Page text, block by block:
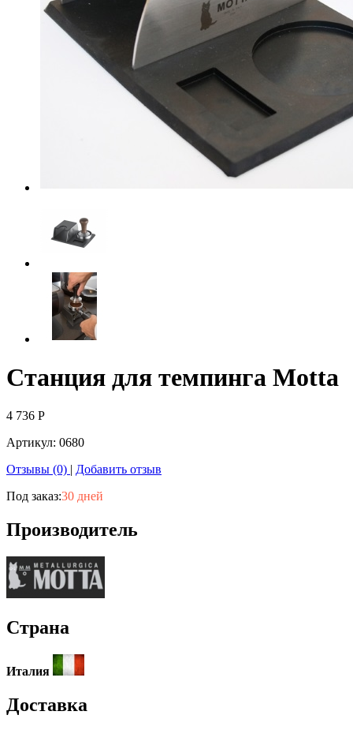
Станция для темпинга Motta
4 736 Р
Артикул: 0680
Отзывы (0) | Добавить отзыв
Под заказ:30 дней
Производитель
Страна
Италия
Доставка